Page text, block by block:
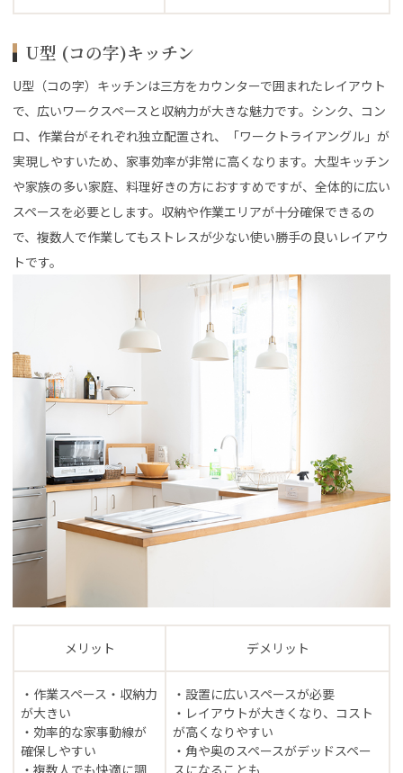
U型 (コの字)キッチン
U型（コの字）キッチンは三方をカウンターで囲まれたレイアウト
で、広いワークスペースと収納力が大きな魅力です。シンク、コン
ロ、作業台がそれぞれ独立配置され、「ワークトライアングル」が
実現しやすいため、家事効率が非常に高くなります。大型キッチン
や家族の多い家庭、料理好きの方におすすめですが、全体的に広い
スペースを必要とします。収納や作業エリアが十分確保できるの
で、複数人で作業してもストレスが少ない使い勝手の良いレイアウ
トです。
メリット デメリット
・作業スペース・収納力
が大きい
・効率的な家事動線が
確保しやすい
・設置に広いスペースが必要
・レイアウトが大きくなり、コスト
が高くなりやすい
・角や奥のスペースがデッドスペー